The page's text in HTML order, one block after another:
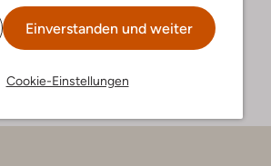
Einverstanden und weiter
Cookie-Einstellungen